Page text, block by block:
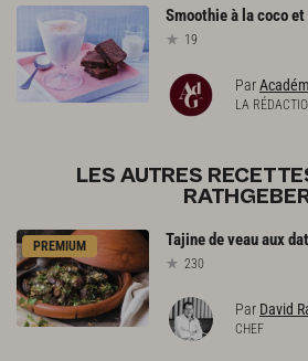
Smoothieà lacocoet
19
Par
LA
LES AUTRES
PREMIUM Tajinedeveauaux
230
Par David
CHEF